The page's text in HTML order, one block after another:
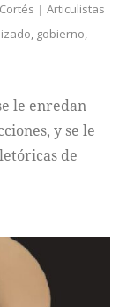
Articulistas
, gobierno,
le enredan
y se le
de